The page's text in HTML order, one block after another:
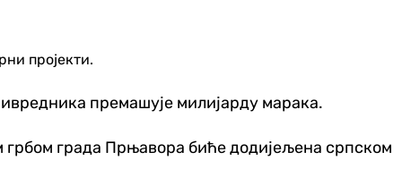
пројекти.
премашује милијарду марака.
грбом града Прњавора биће додијељена српском